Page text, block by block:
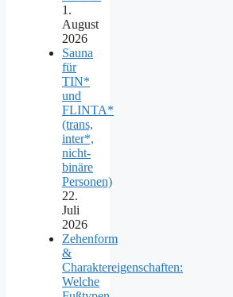
1.
August
2026
Sauna
für
TIN*
und
FLINTA*
(trans,
inter*,
nicht-
binäre
Personen)
22.
Juli
2026
Zehenform
&
Charaktereigenschaften:
Welche